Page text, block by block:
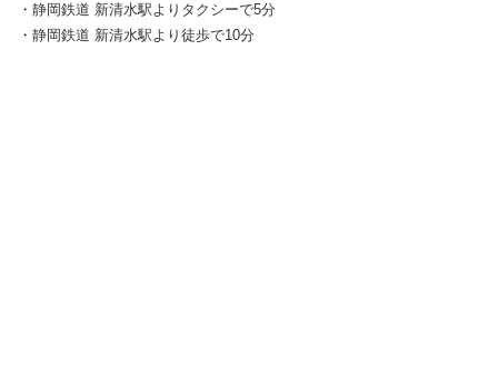
・静岡鉄道 新清水駅よりタクシーで5分
・静岡鉄道 新清水駅より徒歩で10分